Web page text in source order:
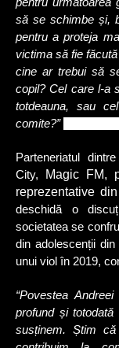
să se schimbe și,
pentru a proteja
victima să fie
cine ar trebui să
copil? Cel care l-a
totdeauna, sau
comite?”
Parteneriatul
City,
Magic FM,
reprezentative
deschidă o
societatea se
din adolescenții
unui viol în 2019,
“Povestea
profund și
susținem. Știm